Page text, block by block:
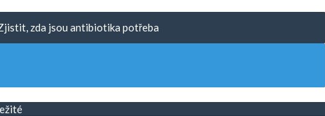
zda jsou antibiotika potřeba